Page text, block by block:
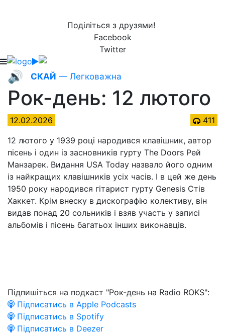
Поділіться з друзями!
Facebook
Twitter
🔊 СКАЙ — Легковажна
Рок-день: 12 лютого
12.02.2026
411
12 лютого у 1939 році народився клавішник, автор
пісень і один із засновників гурту The Doors Рей
Манзарек. Видання USA Today назвало його одним
із найкращих клавішників усіх часів. І в цей же день
1950 року народився гітарист гурту Genesis Стів
Хаккет. Крім внеску в дискографію колективу, він
видав понад 20 сольників і взяв участь у записі
альбомів і пісень багатьох інших виконавців.
Підпишіться на подкаст "Рок-день на Radio ROKS":
Підписатись в Apple Podcasts
Підписатись в Spotify
Підписатись в Deezer